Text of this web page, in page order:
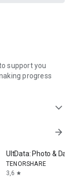
z myrecovery,
i
support you
progress
expand_more
arrow_forward
UltData: Photo & Data
TENORSHARE
3,6 star